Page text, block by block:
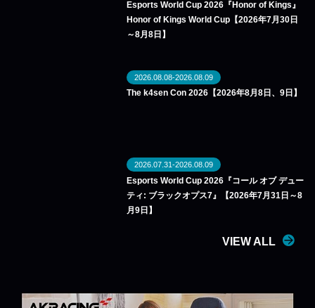
Esports World Cup 2026『Honor of Kings』
Honor of Kings World Cup【2026年7月30日
～8月8日】
2026.08.08-2026.08.09
The k4sen Con 2026【2026年8月8日、9日】
2026.07.31-2026.08.09
Esports World Cup 2026『コール オブ デュー
ティ: ブラックオプス7』【2026年7月31日～8
月9日】
VIEW ALL